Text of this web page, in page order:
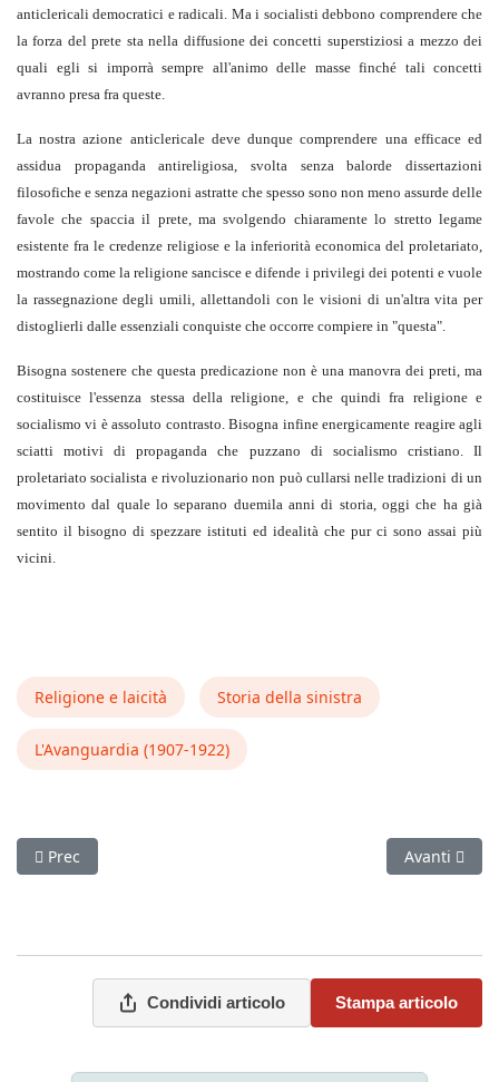
anticlericali democratici e radicali. Ma i socialisti debbono comprendere che
la forza del prete sta nella diffusione dei concetti superstiziosi a mezzo dei
quali egli si imporrà sempre all'animo delle masse finché tali concetti
avranno presa fra queste.
La nostra azione anticlericale deve dunque comprendere una efficace ed
assidua propaganda antireligiosa, svolta senza balorde dissertazioni
filosofiche e senza negazioni astratte che spesso sono non meno assurde delle
favole che spaccia il prete, ma svolgendo chiaramente lo stretto legame
esistente fra le credenze religiose e la inferiorità economica del proletariato,
mostrando come la religione sancisce e difende i privilegi dei potenti e vuole
la rassegnazione degli umili, allettandoli con le visioni di un'altra vita per
distoglierli dalle essenziali conquiste che occorre compiere in "questa".
Bisogna sostenere che questa predicazione non è una manovra dei preti, ma
costituisce l'essenza stessa della religione, e che quindi fra religione e
socialismo vi è assoluto contrasto. Bisogna infine energicamente reagire agli
sciatti motivi di propaganda che puzzano di socialismo cristiano. Il
proletariato socialista e rivoluzionario non può cullarsi nelle tradizioni di un
movimento dal quale lo separano duemila anni di storia, oggi che ha già
sentito il bisogno di spezzare istituti ed idealità che pur ci sono assai più
vicini.
Religione e laicità Storia della sinistra
L'Avanguardia (1907-1922)
Articolo precedente: L'irredentismo (Da "L' Avanguardia"
Prec Articolo
Avanti
Condividi articolo Stampa articolo